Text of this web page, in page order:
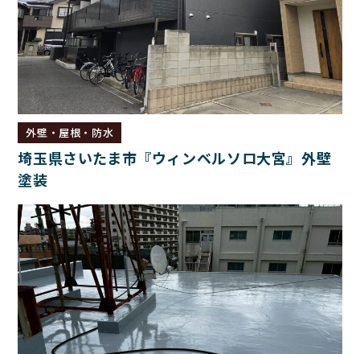
外壁・屋根・防水
埼玉県さいたま市『ウィンベルソロ大宮』外壁
塗装